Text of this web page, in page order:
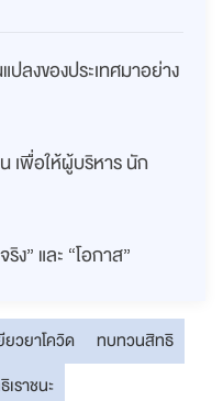
ลงของประเทศมาอย่าง
เพื่อให้ผู้บริหาร นัก
ง” และ “โอกาส”
ยวยาโควิด
ทบทวนสิทธิ
เราชนะ